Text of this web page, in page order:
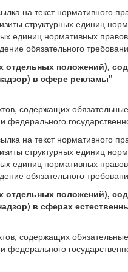
на текст нормативного
структурных единиц
единиц нормативных
обязательного
положений),
в сфере рекламы"
содержащих
на текст нормативного
структурных единиц
единиц нормативных
обязательного
положений),
в сферах
содержащих